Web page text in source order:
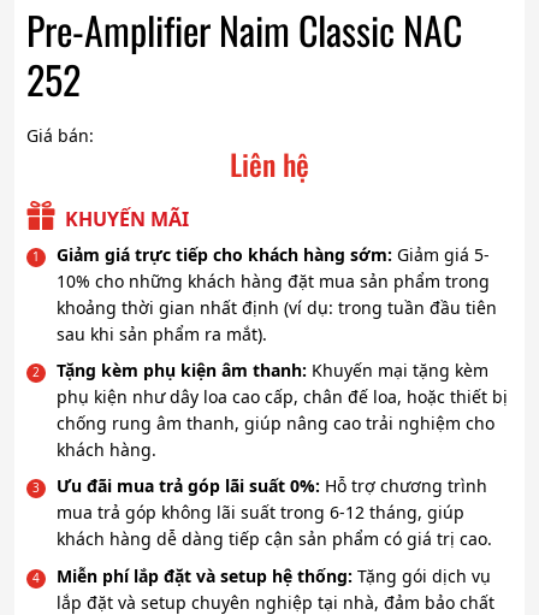
Pre-Amplifier Naim Classic NAC
252
Giá bán:
Liên hệ
KHUYẾN MÃI
Giảm giá trực tiếp cho khách hàng sớm: Giảm giá 5-
10% cho những khách hàng đặt mua sản phẩm trong
khoảng thời gian nhất định (ví dụ: trong tuần đầu tiên
sau khi sản phẩm ra mắt).
Tặng kèm phụ kiện âm thanh: Khuyến mại tặng kèm
phụ kiện như dây loa cao cấp, chân đế loa, hoặc thiết bị
chống rung âm thanh, giúp nâng cao trải nghiệm cho
khách hàng.
Ưu đãi mua trả góp lãi suất 0%: Hỗ trợ chương trình
mua trả góp không lãi suất trong 6-12 tháng, giúp
khách hàng dễ dàng tiếp cận sản phẩm có giá trị cao.
Miễn phí lắp đặt và setup hệ thống: Tặng gói dịch vụ
lắp đặt và setup chuyên nghiệp tại nhà, đảm bảo chất